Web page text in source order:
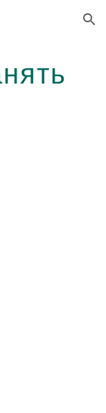
Skip to navigation